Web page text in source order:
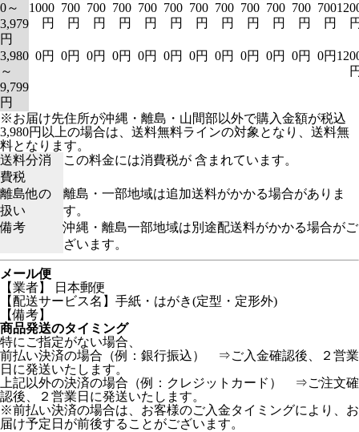
0～
3,979
円
1000
円
700
円
700
円
700
円
700
円
700
円
700
円
700
円
700
円
700
円
700
円
700
円
3,980
～
9,799
円
0円 0円 0円 0円 0円 0円 0円 0円 0円 0円 0円 0円
※お届け先住所が沖縄・離島・山間部以外で購入金額が税込
3,980円以上の場合は、送料無料ラインの対象となり、送料無
料となります。
送料分消
費税
この料金には消費税が 含まれています。
離島他の
扱い
離島・一部地域は追加送料がかかる場合がありま
す。
備考
沖縄・離島一部地域は別途配送料がかかる場合がご
ざいます。
メール便
【業者】 日本郵便
【配送サービス名】手紙・はがき(定型・定形外)
【備考】
商品発送のタイミング
特にご指定がない場合、
前払い決済の場合（例：銀行振込） ⇒ご入金確認後、２営業
日に発送いたします。
上記以外の決済の場合（例：クレジットカード） ⇒ご注文確
認後、２営業日に発送いたします。
※前払い決済の場合は、お客様のご入金タイミングにより、お
届け予定日が前後することがございます。